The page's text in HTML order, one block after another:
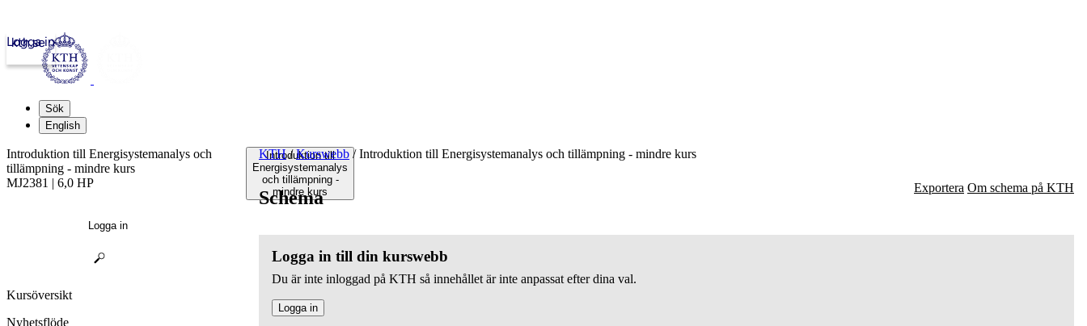
kth.se
Logga in
Sök
English
Introduktion till
Energisystemanalys
och tillämpning -
mindre kurs
KTH / Kurswebb /Introduktion till Energisystemanalys och tillämpning - mindre kurs
Schema Exportera Om schema på KTH
Logga in till din kurswebb
Du är inte inloggad på KTH så innehållet är inte anpassat efter dina val.
Logga in
Introduktion till Energisystemanalys och
tillämpning - mindre kurs
MJ2381 | 6,0 HP
Logga in
Kursöversikt
Nyhetsflöde